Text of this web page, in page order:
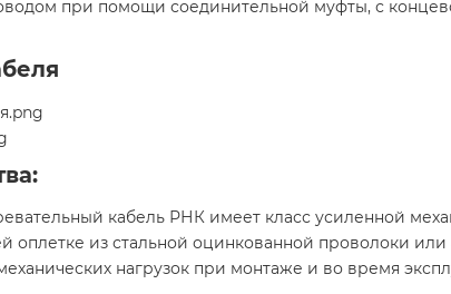
при помощи соединительной муфты, с
кабель РНК имеет класс усиленной
оплетке из стальной оцинкованной проволоки
нагрузок при монтаже и во время